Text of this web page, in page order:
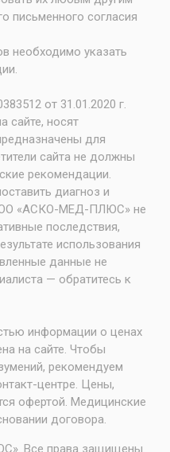
письменного согласия
необходимо указать
от 31.01.2020 г.
сайте, носят
для
сайта не должны
рекомендации.
диагноз и
«АСКО-МЕД-ПЛЮС» не
последствия,
использования
данные не
— обратитесь к
информации о ценах
на сайте. Чтобы
рекомендуем
центре. Цены,
офертой. Медицинские
договора.
Все права защищены.